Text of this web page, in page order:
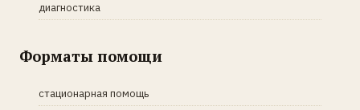
диагностика
Форматы помощи
стационарная помощь